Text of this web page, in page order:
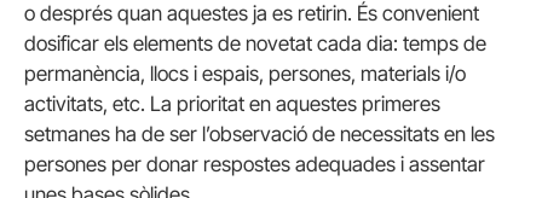
o després quan aquestes ja es retirin. És convenient
dosificar els elements de novetat cada dia: temps de
permanència, llocs i espais, persones, materials i/o
activitats, etc. La prioritat en aquestes primeres
setmanes ha de ser l’observació de necessitats en les
persones per donar respostes adequades i assentar